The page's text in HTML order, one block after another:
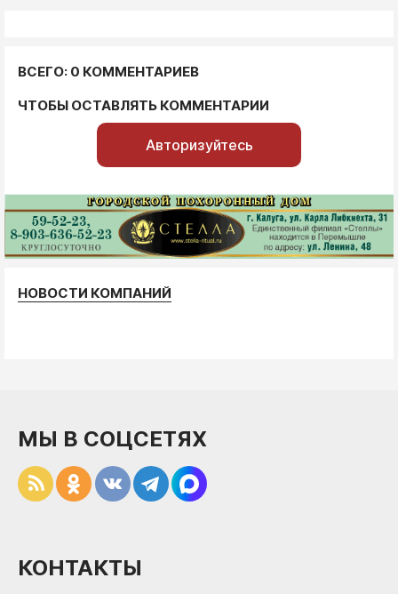
ВСЕГО: 0 КОММЕНТАРИЕВ
ЧТОБЫ ОСТАВЛЯТЬ КОММЕНТАРИИ
Авторизуйтесь
НОВОСТИ КОМПАНИЙ
МЫ В СОЦСЕТЯХ
КОНТАКТЫ